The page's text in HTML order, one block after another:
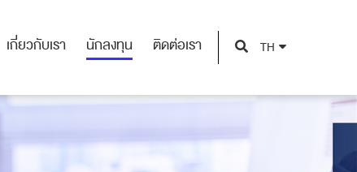
เกี่ยวกับเรา
นักลงทุน
ติดต่อเรา
TH